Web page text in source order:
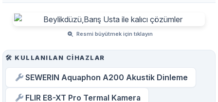
Resmi büyütmek için tıklayın
🛠️ KULLANILAN CIHAZLAR
SEWERIN Aquaphon A200 Akustik Dinleme
FLIR E8-XT Pro Termal Kamera